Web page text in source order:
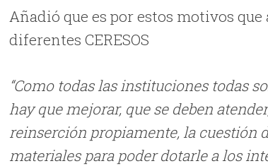
Añadió que es por estos motivos
diferentes CERESOS
“Como todas las instituciones todas
hay que mejorar, que se deben
reinserción propiamente, la cuestión
materiales para poder dotarle a los